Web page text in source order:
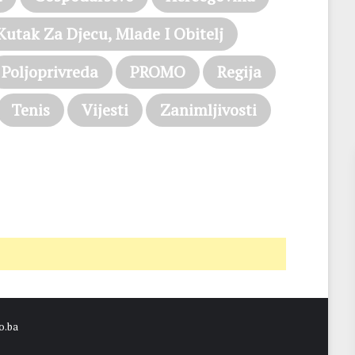
Za Djecu, Mlade I Obitelj
Poljoprivreda PROMO
Regija
Tenis Vijesti
Zanimljivosti